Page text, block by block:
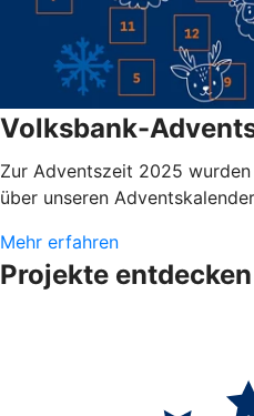
Volksbank-
Zur Adventszeit 2025
über unseren
Mehr erfahren
Projekte entdecken